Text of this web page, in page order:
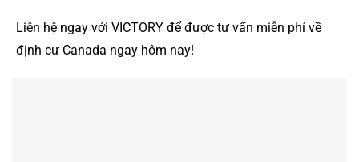
Liên hệ ngay với VICTORY để được tư vấn miễn phí về
định cư Canada ngay hôm nay!